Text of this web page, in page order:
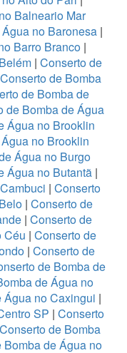
Balneario Mar
no Baronesa|
Barro Branco |
| Conserto de
Conserto de Bomba
de Bomba de
de Bomba de Água
Água no Brooklin
no Brooklin
Água no Burgo
Água no Butantã|
| Conserto
| Conserto de
| Conserto de
Céu | Conserto de
| Conserto de
de Bomba de
de Água no
Água no Caxingui |
SP | Conserto
Conserto de Bomba
Bomba de Água no